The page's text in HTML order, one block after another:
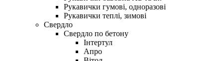
Рукавички гумові, одноразові
Рукавички теплі, зимові
Свердло
Свердло по бетону
Iнтертул
Апро